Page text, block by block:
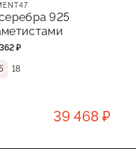
925
₽
18
39 468 ₽